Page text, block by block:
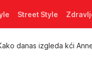
Street Style
danas izgleda kći